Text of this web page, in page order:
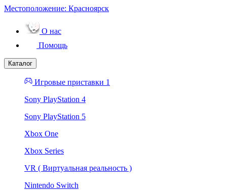
Местоположение: Красноярск
О нас
Помощь
Каталог
Игровые приставки 1
Sony PlayStation 4
Sony PlayStation 5
Xbox One
Xbox Series
VR ( Виртуальная реальность )
Nintendo Switch